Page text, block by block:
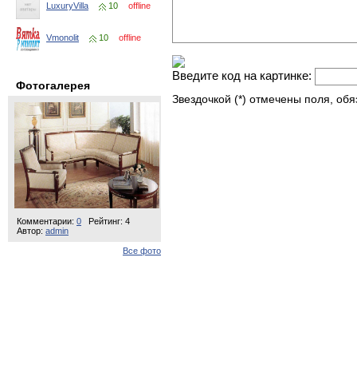
LuxuryVilla 10 offline
Vmonolit 10 offline
Фотогалерея
Комментарии: 0
Рейтинг: 4
Автор: admin
Все фото
Введите код на картинке:
Звездочкой (*) отмечены поля,